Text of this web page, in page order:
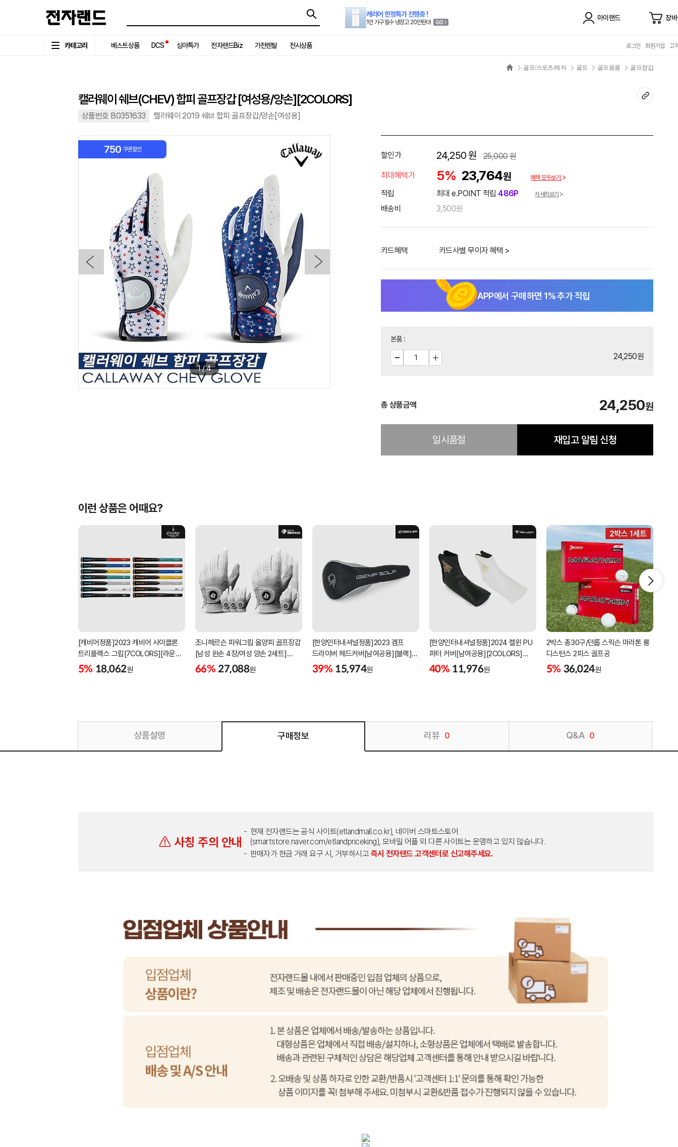
캐리어 한정특가 진행중 !
1인 가구 필수 냉장고 20만원대
마이랜드 장
카테고리 베스트상품 DCS 심야특가 전자랜드Biz 가전렌탈 전시상품 로그인 회원가입 고
골프/스포츠/레저 골프 골프용품 골프장갑
캘러웨이 쉐브(CHEV) 합피 골프장갑 [여성용/양손][2COLORS]
상품번호 B0351633 캘러웨이 2019 쉐브 합피 골프장갑/양손[여성용]
750 쿠폰할인
1/4
할인가 24,250원 25,000원
최대혜택가
5% 23,764원 혜택 모두보기
적립 최대 e.POINT 적립 486P 자세히보기
배송비 3,500원
카드혜택 카드사별 무이자 혜택 >
APP에서 구매하면 1% 추가 적립
본품:
24,250원
총 상품금액 24,250원
일시품절 재입고 알림 신청
이런 상품은 어때요?
[캐비어정품]2023 캐비어 사이클론
트리플렉스 그립[7COLORS][라운드]
[39g/42g/46g/50g][R/S 토크]
5% 18,062원
조니헤르슨 파워그립 올양피 골프장갑
[남성 왼손 4장/여성 양손 2세트]
[화이트][케이스포함]
66% 27,088원
[한양인터내셔널정품]2023 겜프
드라이버 헤드커버[남여공용][블랙]
[HD-302]
39% 15,974원
[한양인터내셔널정품]2024 켈윈 PU
퍼터 커버[남여공용][2COLORS]
[KW-PC320]
40% 11,976원
2박스 총30구/던롭 스릭슨 마라톤 롱
디스턴스 2피스 골프공
5% 36,024원
상품설명 구매정보 리뷰 0 Q&A 0
사칭 주의 안내
현재 전자랜드는 공식 사이트(etlandmall.co.kr), 네이버 스마트스토어
(smartstore.naver.com/etlandpriceking), 모바일 어플 외 다른 사이트는 운영하고 있지 않습니다.
판매자가 현금 거래 요구 시, 거부하시고 즉시 전자랜드 고객센터로 신고해주세요.